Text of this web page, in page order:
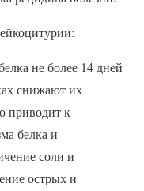
не более 14 дней
снижают их
приводит к
белка и
соли и
острых и